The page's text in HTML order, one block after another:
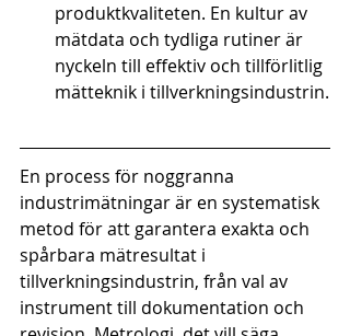
produktkvaliteten. En kultur av
mätdata och tydliga rutiner är
nyckeln till effektiv och tillförlitlig
mätteknik i tillverkningsindustrin.
En process för noggranna
industrimätningar är en systematisk
metod för att garantera exakta och
spårbara mätresultat i
tillverkningsindustrin, från val av
instrument till dokumentation och